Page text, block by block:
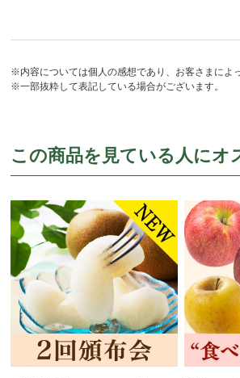
※内容については個人の感想であり、お客さまによ
※一部抜粋して表記している場合がございます。
この商品を見ている人にオ